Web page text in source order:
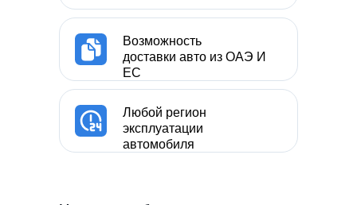
Возможность
доставки авто из ОАЭ И
ЕС
Любой регион
эксплуатации
автомобиля